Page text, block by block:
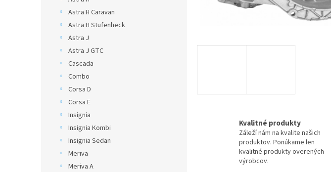
Astra H Caravan
Astra H Stufenheck
Astra J
Astra J GTC
Cascada
Combo
Corsa D
Corsa E
Insignia
Insignia Kombi
Insignia Sedan
Meriva
Meriva A
Kvalitné produkty
Záleží nám na kvalite našich
produktov. Ponúkame len
kvalitné produkty overených
výrobcov.